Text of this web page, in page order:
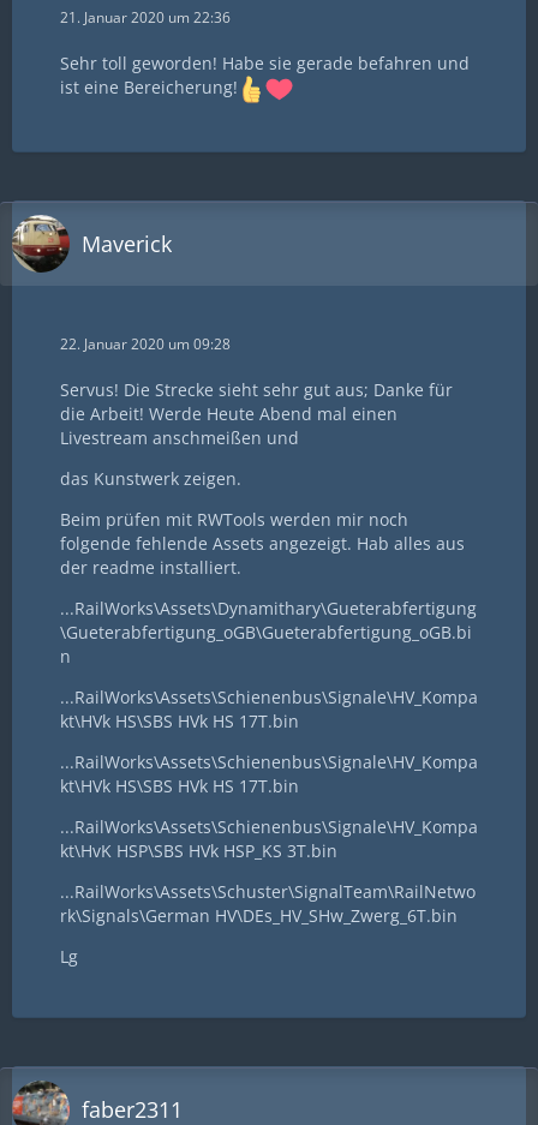
21. Januar 2020 um 22:36
Sehr toll geworden! Habe sie gerade befahren und
ist eine Bereicherung!
Maverick
22. Januar 2020 um 09:28
Servus! Die Strecke sieht sehr gut aus; Danke für
die Arbeit! Werde Heute Abend mal einen
Livestream anschmeißen und
das Kunstwerk zeigen.
Beim prüfen mit RWTools werden mir noch
folgende fehlende Assets angezeigt. Hab alles aus
der readme installiert.
...RailWorks\Assets\Dynamithary\Gueterabfertigung
\Gueterabfertigung_oGB\Gueterabfertigung_oGB.bi
n
...RailWorks\Assets\Schienenbus\Signale\HV_Kompa
kt\HVk HS\SBS HVk HS 17T.bin
...RailWorks\Assets\Schienenbus\Signale\HV_Kompa
kt\HVk HS\SBS HVk HS 17T.bin
...RailWorks\Assets\Schienenbus\Signale\HV_Kompa
kt\HvK HSP\SBS HVk HSP_KS 3T.bin
...RailWorks\Assets\Schuster\SignalTeam\RailNetwo
rk\Signals\German HV\DEs_HV_SHw_Zwerg_6T.bin
Lg
faber2311